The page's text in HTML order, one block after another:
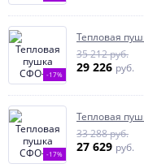
-17%
Тепловая
35 212 руб.
29 226 руб.
-17%
Тепловая
33 288 руб.
27 629 руб.